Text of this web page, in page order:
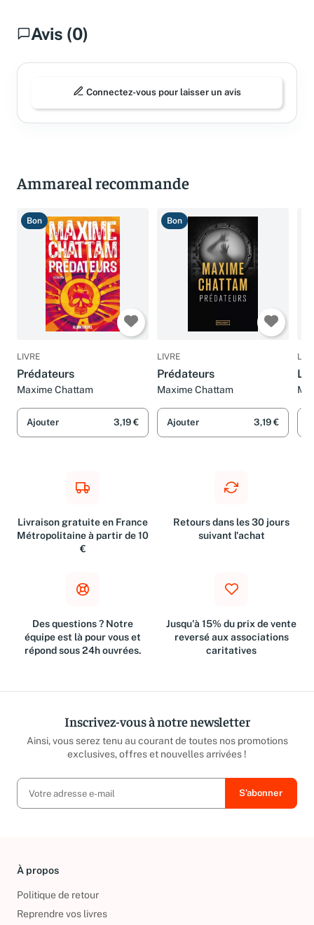
Avis (0)
Connectez-vous pour laisser un avis
Ammareal recommande
Bon
LIVRE
Prédateurs
Maxime Chattam
Ajouter 3,19 €
Bon
LIVRE
Prédateurs
Maxime Chattam
Ajouter 3,19 €
La
Livraison gratuite en France
Métropolitaine à partir de 10
€
Retours dans les 30 jours
suivant l'achat
Des questions ? Notre
équipe est là pour vous et
répond sous 24h ouvrées.
Jusqu'à 15% du prix de vente
reversé aux associations
caritatives
Inscrivez-vous à notre newsletter
Ainsi, vous serez tenu au courant de toutes nos promotions
exclusives, offres et nouvelles arrivées !
À propos
Politique de retour
Reprendre vos livres